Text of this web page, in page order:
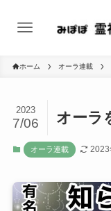
ホーム オーラ連載
オーラ
2023
7/06
オーラ連載 2023